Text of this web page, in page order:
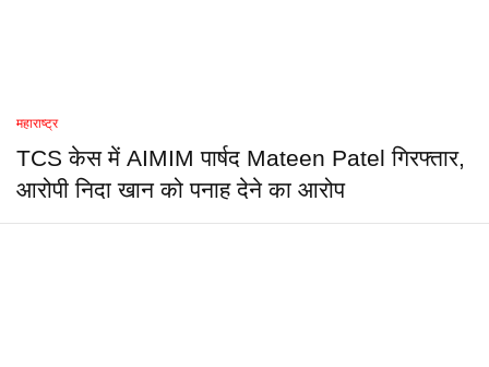
महाराष्ट्र
TCS केस में AIMIM पार्षद Mateen Patel गिरफ्तार,
आरोपी निदा खान को पनाह देने का आरोप